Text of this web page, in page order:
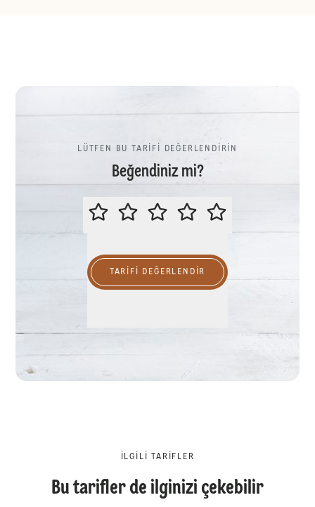
LÜTFEN BU TARİFİ DEĞERLENDİRİN
Beğendiniz mi?
LÜTFEN BU TARİFİ
TARIFI DEĞERLENDİR
İLGILI TARIFLER
Bu tarifler de ilginizi çekebilir